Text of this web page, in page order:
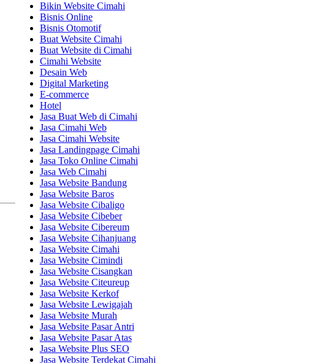
Bikin Website Cimahi
Bisnis Online
Bisnis Otomotif
Buat Website Cimahi
Buat Website di Cimahi
Cimahi Website
Desain Web
Digital Marketing
E-commerce
Hotel
Jasa Buat Web di Cimahi
Jasa Cimahi Web
Jasa Cimahi Website
Jasa Landingpage Cimahi
Jasa Toko Online Cimahi
Jasa Web Cimahi
Jasa Website Bandung
Jasa Website Baros
Jasa Website Cibaligo
Jasa Website Cibeber
Jasa Website Cibereum
Jasa Website Cihanjuang
Jasa Website Cimahi
Jasa Website Cimindi
Jasa Website Cisangkan
Jasa Website Citeureup
Jasa Website Kerkof
Jasa Website Lewigajah
Jasa Website Murah
Jasa Website Pasar Antri
Jasa Website Pasar Atas
Jasa Website Plus SEO
Jasa Website Terdekat Cimahi